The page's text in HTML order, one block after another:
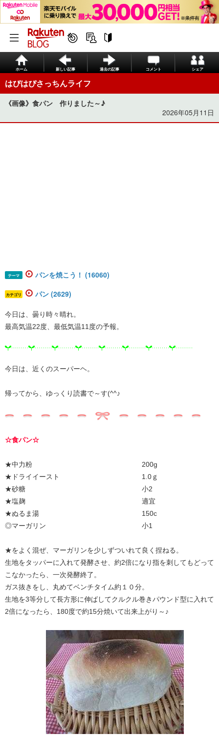
ホーム 新しい記事 過去の記事 コメント シェア
はぴはぴさっちんライフ
《画像》食パン 作りました～♪
2026年05月11日
テーマ パンを焼こう！ (16060)
カテゴリ パン (2629)
今日は、曇り時々晴れ。
最高気温22度、最低気温11度の予報。
今日は、近くのスーパーヘ。
帰ってから、ゆっくり読書で～す(^^♪
☆食パン☆
★中力粉 200g
★ドライイースト 1.0ｇ
★砂糖 小2
★塩麹 適宜
★ぬるま湯 150c
◎マーガリン 小1
★をよく混ぜ、マーガリンを少しずついれて良く捏ねる。
生地をタッパーに入れて発酵させ、約2倍になり指を刺してもどって
こなかったら、一次発酵終了。
ガス抜きをし、丸めてベンチタイム約１０分。
生地を3等分して長方形に伸ばしてクルクル巻きパウンド型に入れて
2倍になったら、180度で約15分焼いて出来上がり～♪